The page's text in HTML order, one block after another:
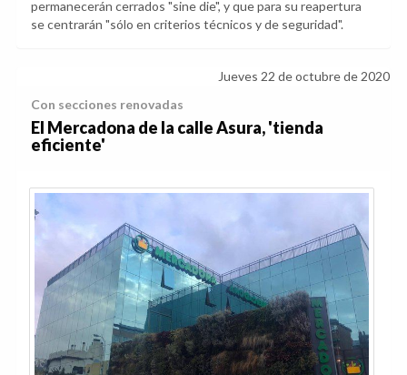
permanecerán cerrados "sine die", y que para su reapertura
se centrarán "sólo en criterios técnicos y de seguridad".
Jueves 22 de octubre de 2020
Con secciones renovadas
El Mercadona de la calle Asura, 'tienda
eficiente'